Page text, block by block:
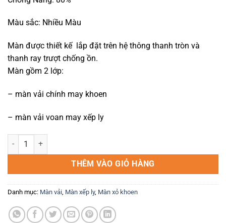
Màu sắc: Nhiều Màu
Màn được thiết kế lắp đặt trên hệ thông thanh tròn và
thanh ray trượt chống ồn.
Màn gồm 2 lớp:
– màn vải chính may khoen
– màn vải voan may xếp ly
Màn vải 2 lớp chống nắng 02 số lượng
THÊM VÀO GIỎ HÀNG
Danh mục: Màn vải, Màn xếp ly, Màn xỏ khoen